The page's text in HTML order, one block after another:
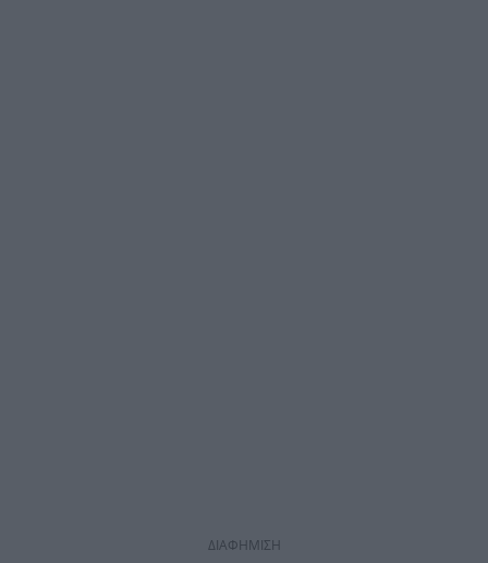
ΔΙΑΦΗΜΙΣΗ